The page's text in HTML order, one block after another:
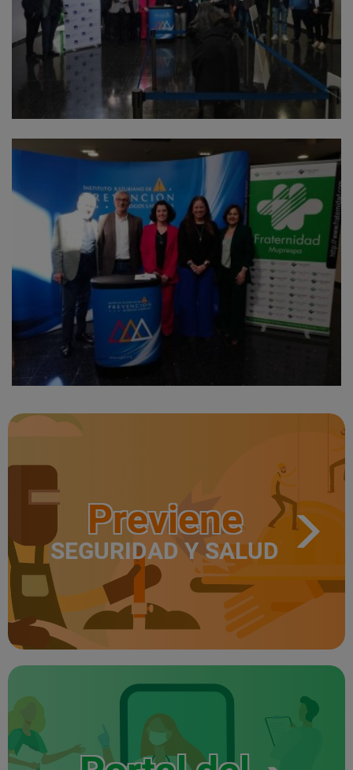
Previene
SEGURIDAD Y SALUD